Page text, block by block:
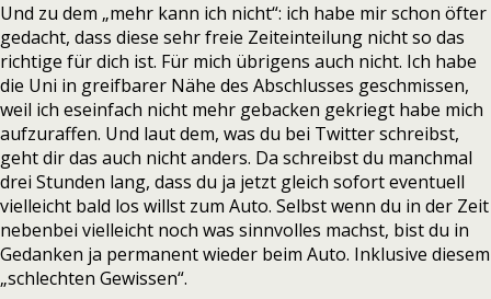
Und zu dem „mehr kann ich nicht“: ich habe mir schon öfter
gedacht, dass diese sehr freie Zeiteinteilung nicht so das
richtige für dich ist. Für mich übrigens auch nicht. Ich habe
die Uni in greifbarer Nähe des Abschlusses geschmissen,
weil ich eseinfach nicht mehr gebacken gekriegt habe mich
aufzuraffen. Und laut dem, was du bei Twitter schreibst,
geht dir das auch nicht anders. Da schreibst du manchmal
drei Stunden lang, dass du ja jetzt gleich sofort eventuell
vielleicht bald los willst zum Auto. Selbst wenn du in der Zeit
nebenbei vielleicht noch was sinnvolles machst, bist du in
Gedanken ja permanent wieder beim Auto. Inklusive diesem
„schlechten Gewissen“.